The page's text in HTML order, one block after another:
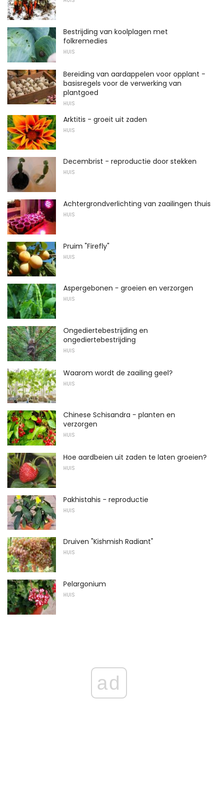
Bestrijding van koolplagen met
folkremedies
HUIS
Bereiding van aardappelen voor opplant -
basisregels voor de verwerking van
plantgoed
HUIS
Arktitis - groeit uit zaden
HUIS
Decembrist - reproductie door stekken
HUIS
Achtergrondverlichting van zaailingen thuis
HUIS
Pruim "Firefly"
HUIS
Aspergebonen - groeien en verzorgen
HUIS
Ongediertebestrijding en
ongediertebestrijding
HUIS
Waarom wordt de zaailing geel?
HUIS
Chinese Schisandra - planten en
verzorgen
HUIS
Hoe aardbeien uit zaden te laten groeien?
HUIS
Pakhistahis - reproductie
HUIS
Druiven "Kishmish Radiant"
HUIS
Pelargonium
HUIS
ad